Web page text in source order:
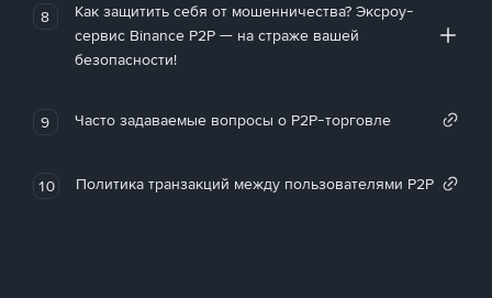
8
Как защитить себя от мошенничества? Эксроу-
сервис Binance P2P — на страже вашей
безопасности!
9 Часто задаваемые вопросы о P2P-торговле
10 Политика транзакций между пользователями P2P